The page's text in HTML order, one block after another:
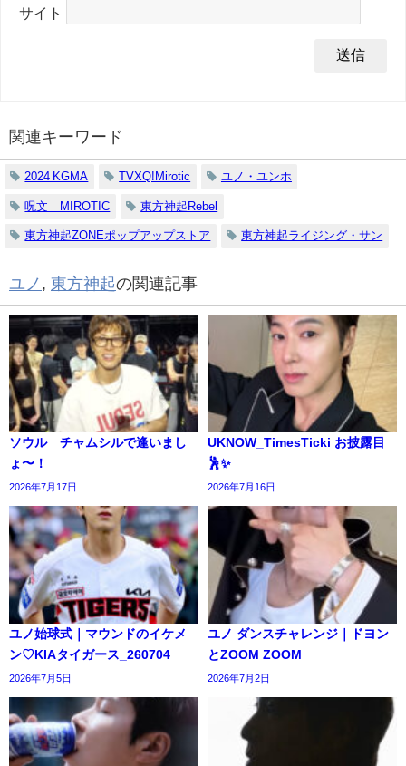
サイト
関連キーワード
2024 KGMA TVXQ!Mirotic ユノ・ユンホ
呪文 MIROTIC 東方神起Rebel
東方神起ZONEポップアップストア 東方神起ライジング・サン
ユノ , 東方神起の関連記事
ソウル チャムシルで逢いまし
ょ〜！
2026年7月17日
UKNOW_TimesTicki お披露目
🕺✨️
2026年7月16日
ユノ始球式｜マウンドのイケメ
ン♡KIAタイガース_260704
2026年7月5日
ユノ ダンスチャレンジ｜ドヨン
とZOOM ZOOM
2026年7月2日